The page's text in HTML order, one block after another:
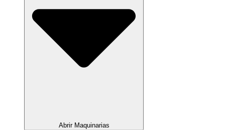
Abrir Maquinarias